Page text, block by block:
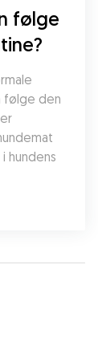
følge
følge den
hundens